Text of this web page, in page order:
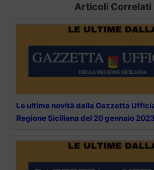
Articoli Correlati
Le ultime novità dalla Gazzetta
Regione Siciliana del 20 gennaio 2023